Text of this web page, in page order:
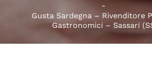
Gusta Sardegna – Rivenditore
Gastronomici – Sassari